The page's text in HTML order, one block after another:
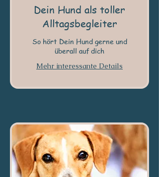
Dein Hund als toller
Alltagsbegleiter
So hört Dein Hund gerne und
überall auf dich
Mehr interessante Details